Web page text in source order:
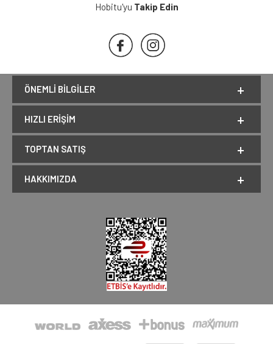
Hobitu'yu Takip Edin
ÖNEMLI BILGILER
HIZLI ERIŞIM
TOPTAN SATIŞ
HAKKIMIZDA